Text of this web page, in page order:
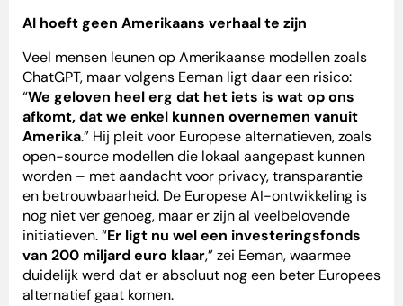
AI hoeft geen Amerikaans verhaal te zijn
Veel mensen leunen op Amerikaanse modellen zoals
ChatGPT, maar volgens Eeman ligt daar een risico:
“We geloven heel erg dat het iets is wat op ons
afkomt, dat we enkel kunnen overnemen vanuit
Amerika.” Hij pleit voor Europese alternatieven, zoals
open-source modellen die lokaal aangepast kunnen
worden – met aandacht voor privacy, transparantie
en betrouwbaarheid. De Europese AI-ontwikkeling is
nog niet ver genoeg, maar er zijn al veelbelovende
initiatieven. “Er ligt nu wel een investeringsfonds
van 200 miljard euro klaar,” zei Eeman, waarmee
duidelijk werd dat er absoluut nog een beter Europees
alternatief gaat komen.